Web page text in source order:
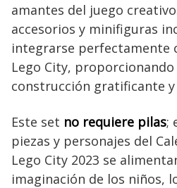
amantes del juego
accesorios y minifiguras
integrarse perfectamente
Lego City,
construcción gratificante
Este set no requiere pilas;
piezas y personajes del
Lego City 2023 se
imaginación de los niños,